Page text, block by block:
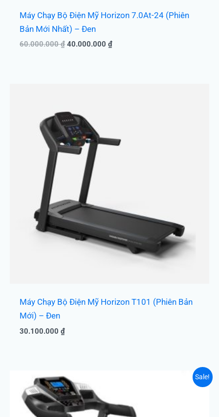
Máy Chạy Bộ Điện Mỹ Horizon 7.0At-24 (Phiên
Bản Mới Nhất) – Đen
60.000.000₫ 40.000.000₫
Máy Chạy Bộ Điện Mỹ Horizon T101 (Phiên Bản
Mới) – Đen
30.100.000₫
Sale!
gốc
là:
11.000.000 ₫.
là:
8.850.000 ₫.